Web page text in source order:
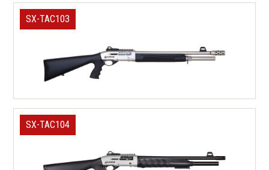
SX-TAC103
SX-TAC104